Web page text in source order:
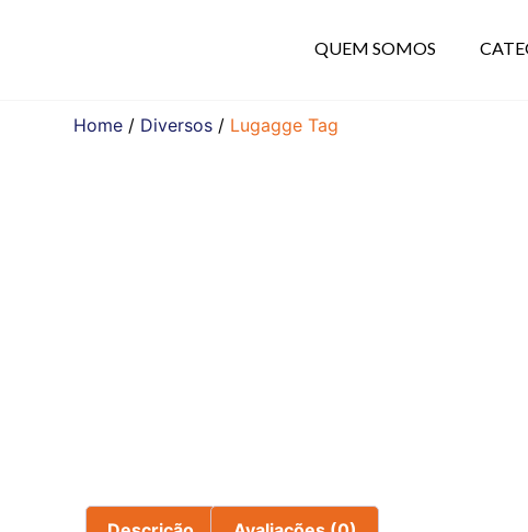
QUEM SOMOS
Home / Diversos / Lugagge Tag